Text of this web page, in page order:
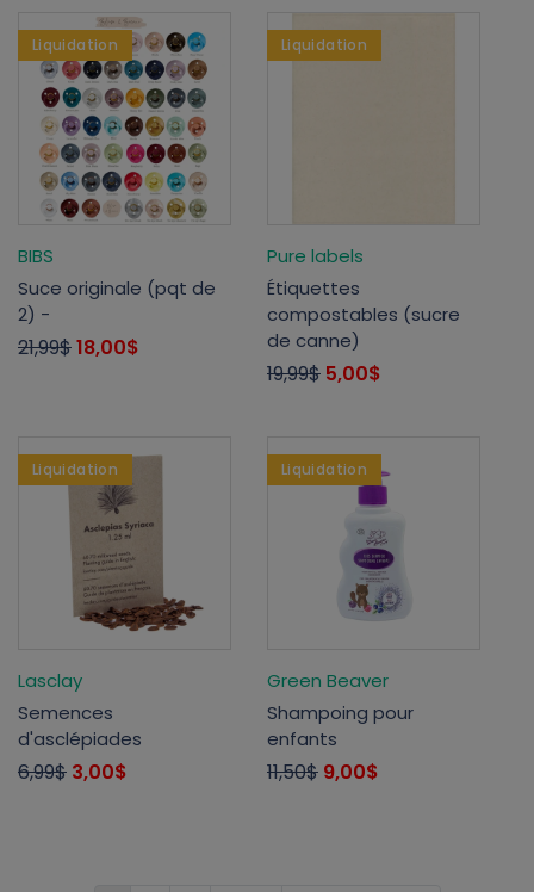
Liquidation
BIBS
Suce originale (pqt de
2) -
21,99$18,00$
Liquidation
Pure labels
Étiquettes
compostables (sucre
de canne)
19,99$ 5,00$
Liquidation
Lasclay
Semences
d'asclépiades
6,99$ 3,00$
Liquidation
Green Beaver
Shampoing pour
enfants
11,50$ 9,00$